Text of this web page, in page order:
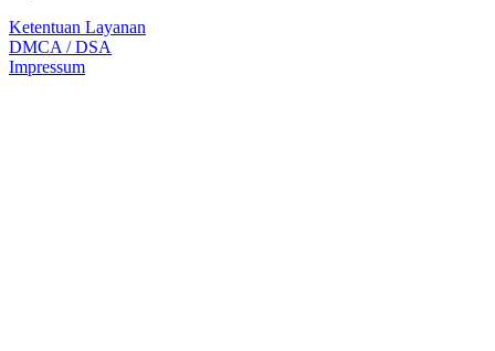
Ketentuan Layanan
DMCA / DSA
Impressum